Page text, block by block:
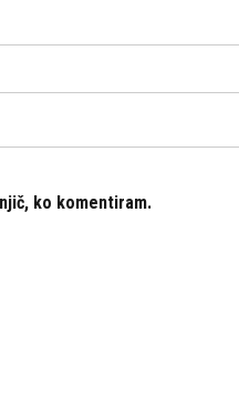
ko komentiram.